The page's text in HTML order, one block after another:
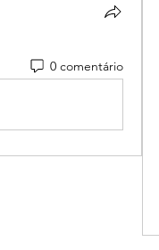
0 comentário